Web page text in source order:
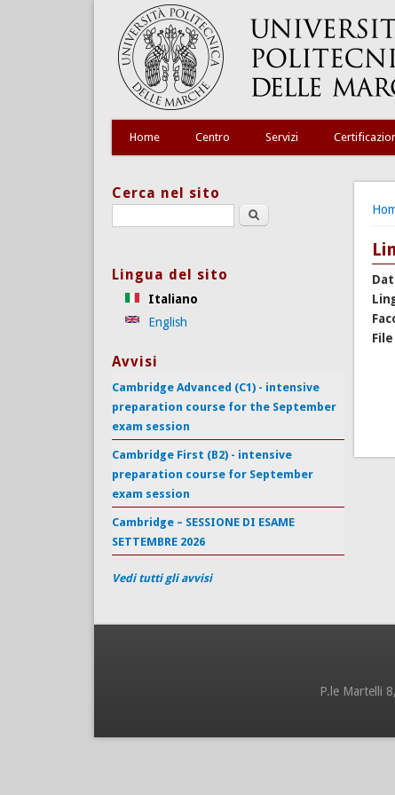
Home Centro Servizi
Tu
Cerca nel sito
Search this site
Lingua del sito
Italiano
English
Avvisi
Cambridge Advanced (C1) - intensive
preparation course for the September
exam session
Cambridge First (B2) - intensive
preparation course for September
exam session
Cambridge – SESSIONE DI ESAME
SETTEMBRE 2026
Vedi tutti gli avvisi
P.le Martelli